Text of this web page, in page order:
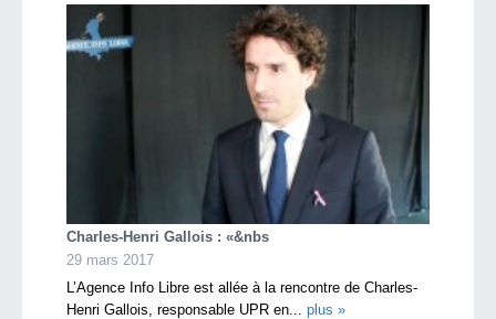
Charles-Henri Gallois : «&nbs
29 mars 2017
L’Agence Info Libre est allée à la rencontre de Charles-
Henri Gallois, responsable UPR en... plus »